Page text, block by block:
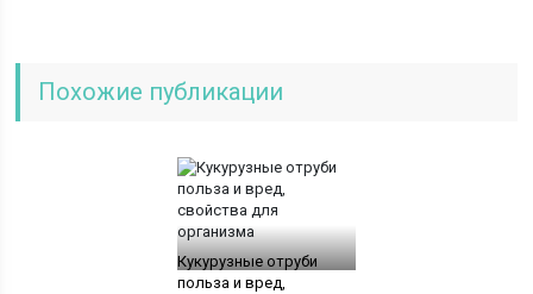
Похожие публикации
Кукурузные отруби
польза и вред,